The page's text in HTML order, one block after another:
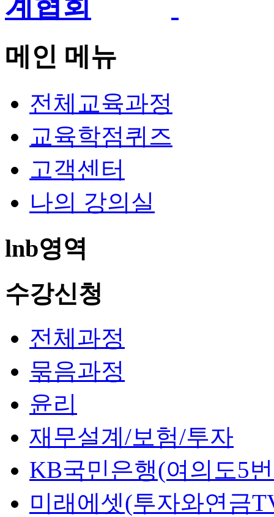
메인 메뉴
전체교육과정
교육학점퀴즈
고객센터
나의 강의실
lnb영역
수강신청
전체과정
묶음과정
윤리
재무설계/보험/투자
KB국민은행(여의도5
미래에셋(투자와연금